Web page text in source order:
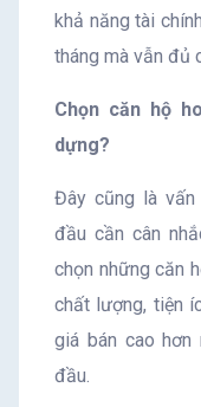
khả năng tài
tháng mà vẫn đủ
Chọn căn hộ
dựng?
Đây cũng là
đầu cần cân
chọn những căn
chất lượng, tiện
giá bán cao
đầu.